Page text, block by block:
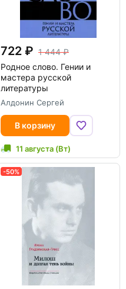
722
1 444
Родное слово. Гении и
мастера русской
литературы
Алдонин Сергей
В корзину
11 августа (Вт)
-50%